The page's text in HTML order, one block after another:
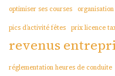
optimiser ses courses organisation
pics d’activité fêtes prix licence
revenus
réglementation heures de conduite